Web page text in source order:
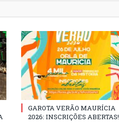
GAROTA VERÃO MAURÍCIA
2026: INSCRIÇÕES ABERTAS!